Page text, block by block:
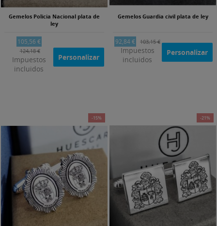
Gemelos Policia Nacional plata de
ley
105,56 €
124,18 €
Impuestos
incluidos
Personalizar
Gemelos Guardia civil plata de ley
92,84 € 103,15 €
Impuestos
incluidos
Personalizar
-15% -21%